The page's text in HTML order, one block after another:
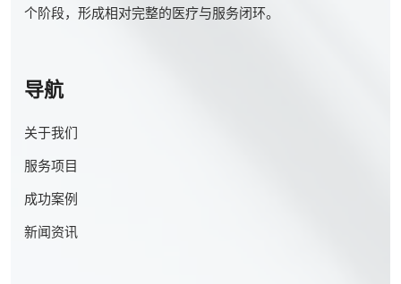
个阶段，形成相对完整的医疗与服务闭环。
导航
关于我们
服务项目
成功案例
新闻资讯